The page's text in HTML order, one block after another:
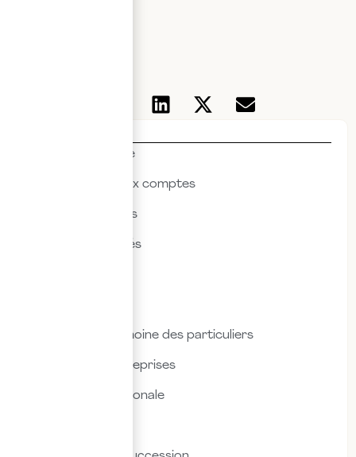
Actualités & veille
Commissariat aux comptes
Droit des affaires
Droit des sociétés
Fiscalité & patrimoine des particuliers
Fiscalité des entreprises
Fiscalité internationale